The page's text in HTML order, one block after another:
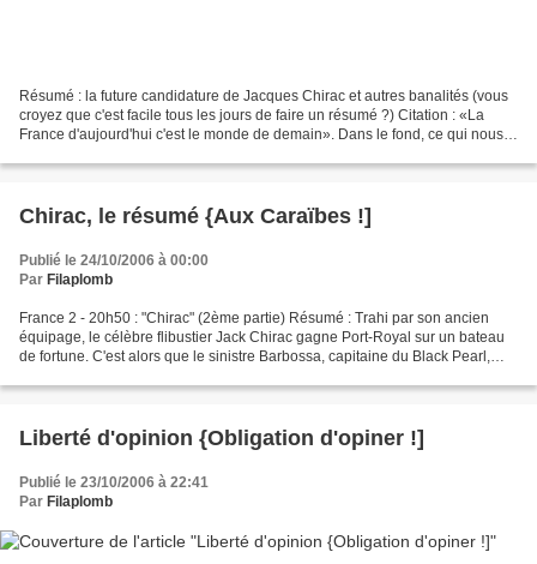
Résumé : la future candidature de Jacques Chirac et autres banalités (vous
croyez que c'est facile tous les jours de faire un résumé ?) Citation : «La
France d'aujourd'hui c'est le monde de demain». Dans le fond, ce qui nous
Chirac, le résumé {Aux Caraïbes !]
Publié le 24/10/2006 à 00:00
Par Filaplomb
France 2 - 20h50 : "Chirac" (2ème partie) Résumé : Trahi par son ancien
équipage, le célèbre flibustier Jack Chirac gagne Port-Royal sur un bateau
de fortune. C'est alors que le sinistre Barbossa, capitaine du Black Pearl,
Liberté d'opinion {Obligation d'opiner !]
Publié le 23/10/2006 à 22:41
Par Filaplomb